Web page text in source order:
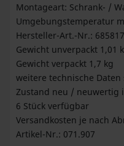
Montageart: Schrank- /
Umgebungstemperatur
Hersteller-Art.-Nr.:
Gewicht unverpackt 1,01
Gewicht verpackt 1,7 kg
weitere technische
Zustand neu / neuwertig
6 Stück verfügbar
Versandkosten je nach
Artikel-Nr.: 071.907